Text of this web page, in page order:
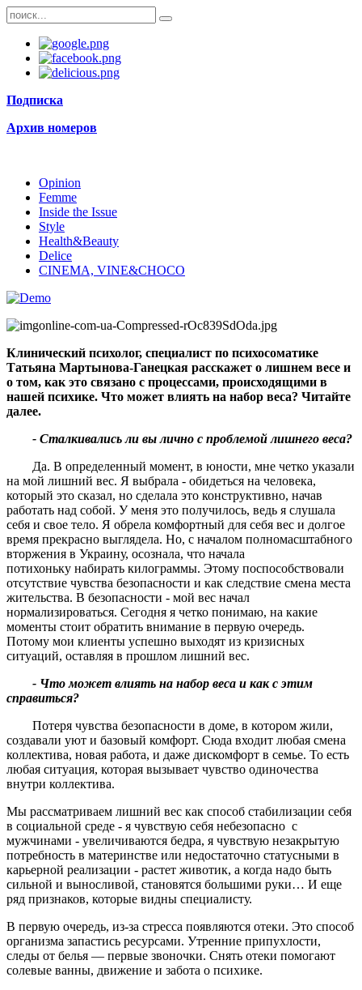
Подписка
Архив номеров
Opinion
Femme
Inside the Issue
Style
Health&Beauty
Delice
CINEMA, VINE&CHOCO
Клинический психолог, специалист по психосоматике
Татьяна Мартынова-Ганецкая расскажет о лишнем весе и
о том, как это связано с процессами, происходящими в
нашей психике. Что может влиять на набор веса? Читайте
далее.
- Сталкивались ли вы лично с проблемой лишнего веса?
Да. В определенный момент, в юности, мне четко указали
на мой лишний вес. Я выбрала - обидеться на человека,
который это сказал, но сделала это конструктивно, начав
работать над собой. У меня это получилось, ведь я слушала
себя и свое тело. Я обрела комфортный для себя вес и долгое
время прекрасно выглядела. Но, с началом полномасштабного
вторжения в Украину, осознала, что начала
потихоньку набирать килограммы. Этому поспособствовали
отсутствие чувства безопасности и как следствие смена места
жительства. В безопасности - мой вес начал
нормализироваться. Сегодня я четко понимаю, на какие
моменты стоит обратить внимание в первую очередь.
Потому мои клиенты успешно выходят из кризисных
ситуаций, оставляя в прошлом лишний вес.
- Что может влиять на набор веса и как с этим
справиться?
Потеря чувства безопасности в доме, в котором жили,
создавали уют и базовый комфорт. Сюда входит любая смена
коллектива, новая работа, и даже дискомфорт в семье. То есть
любая ситуация, которая вызывает чувство одиночества
внутри коллектива.
Мы рассматриваем лишний вес как способ стабилизации себя
в социальной среде - я чувствую себя небезопасно с
мужчинами - увеличиваются бедра, я чувствую незакрытую
потребность в материнстве или недостаточно статусными в
карьерной реализации - растет животик, а когда надо быть
сильной и выносливой, становятся большими руки… И еще
ряд признаков, которые видны специалисту.
В первую очередь, из-за стресса появляются отеки. Это способ
организма запастись ресурсами. Утренние припухлости,
следы от белья — первые звоночки. Снять отеки помогают
солевые ванны, движение и забота о психике.